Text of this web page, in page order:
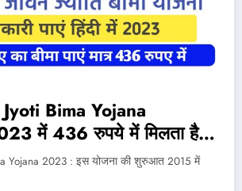
Bima Yojana
में 436 रुपये में मिलता है दो
का लाभ
Yojana 2023 : इस योजना की शुरुआत 2015 में